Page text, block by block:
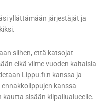
yllättämään järjestäjät ja
siihen, että katsojat
eikä viime vuoden kaltaisia
Lippu.fi:n kanssa ja
kanssa
kautta sisään kilpailualueelle.